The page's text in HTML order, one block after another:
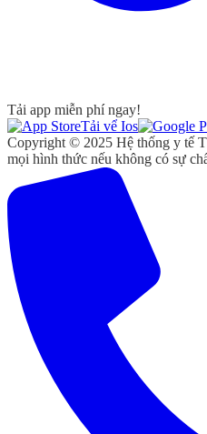
Tải app miễn phí ngay!
Tải vể Ios
Copyright © 2025 Hệ thống y tế
mọi hình thức nếu không có sự